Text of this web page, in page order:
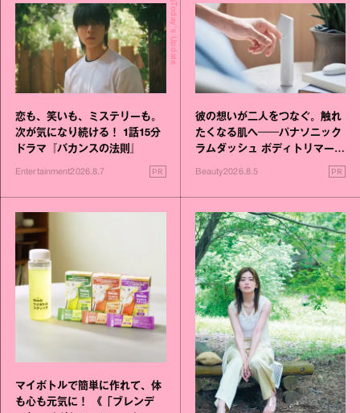
Today's Update
恋も、笑いも、ミステリーも。
次が気になり続ける！ 1話15分
ドラマ『バカンスの法則』
Entertainment2026.8.7 PR
彼の想いが二人をつなぐ。触れ
たくなる肌へ──パナソニック
ラムダッシュ ボディトリマーが
Beauty2026.8.5 PR
マイボトルで簡単に作れて、体
も心も元気に！ 《「ブレンデ